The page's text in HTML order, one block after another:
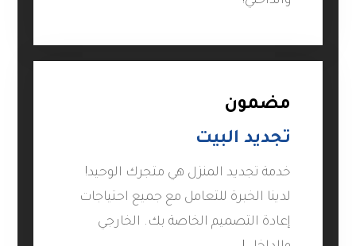
مضمون
تجديد البيت
خدمة تجديد المنزل هي متجرك الوحيد!
لدينا الخبرة للتعامل مع جميع احتياجات
إعادة التصميم الخاصة بك. الخارجي